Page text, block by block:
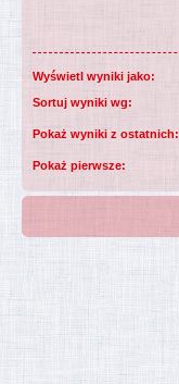
Wyświetl wyniki jako:
Sortuj wyniki wg:
Pokaż wyniki z ostatnich:
Pokaż pierwsze: